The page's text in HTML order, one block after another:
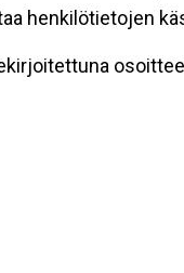
henkilötietojen